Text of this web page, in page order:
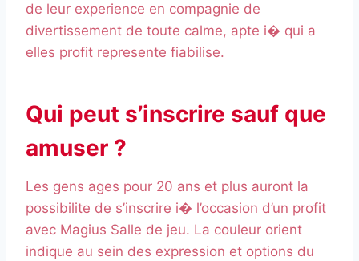
de leur experience en compagnie de
divertissement de toute calme, apte i� qui a
elles profit represente fiabilise.
Qui peut s’inscrire sauf que
amuser ?
Les gens ages pour 20 ans et plus auront la
possibilite de s’inscrire i� l’occasion d’un profit
avec Magius Salle de jeu. La couleur orient
indique au sein des expression et options du